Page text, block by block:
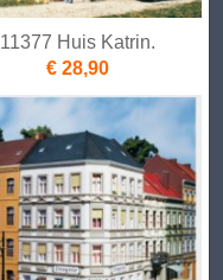
11377 Huis Katrin.
€ 28,90